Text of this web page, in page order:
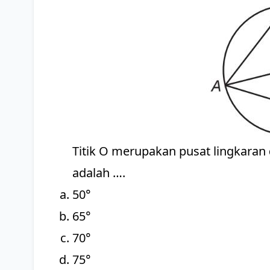
Titik O merupakan pusat lingkaran
adalah ….
50°
65°
70°
75°